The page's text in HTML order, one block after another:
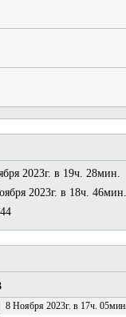
2023г. в 19ч. 28мин.
2023г. в 18ч. 46мин.
8 Ноября 2023г. в 17ч. 05мин.